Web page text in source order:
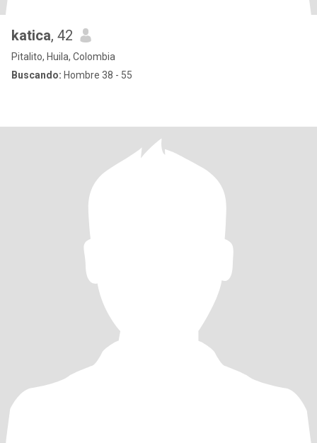
katica, 42
Pitalito, Huila, Colombia
Buscando: Hombre 38 - 55